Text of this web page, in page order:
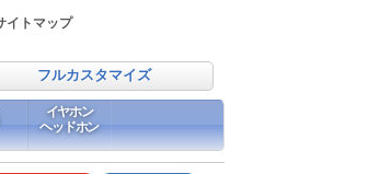
イトマップ
フルカスタマイズ
イヤホン
ヘッドホン